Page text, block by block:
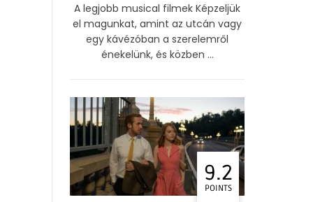
A legjobb musical filmek Képzeljük
el magunkat, amint az utcán vagy
egy kávézóban a szerelemről
énekelünk, és közben ...
9.2
POINTS